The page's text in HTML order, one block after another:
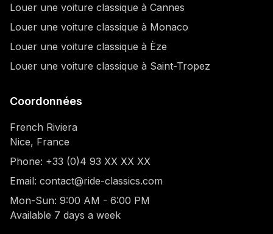
Louer une voiture classique à Cannes
Louer une voiture classique à Monaco
Louer une voiture classique à Èze
Louer une voiture classique à Saint-Tropez
Coordonnées
French Riviera
Nice, France
Phone: +33 (0)4 93 XX XX XX
Email: contact@ride-classics.com
Mon-Sun: 9:00 AM - 6:00 PM
Available 7 days a week